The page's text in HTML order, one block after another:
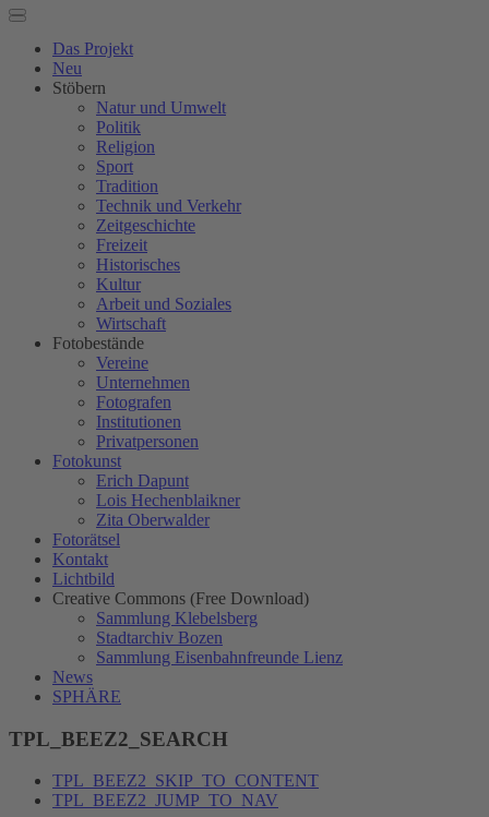
Das Projekt
Neu
Stöbern
Natur und Umwelt
Politik
Religion
Sport
Tradition
Technik und Verkehr
Zeitgeschichte
Freizeit
Historisches
Kultur
Arbeit und Soziales
Wirtschaft
Fotobestände
Vereine
Unternehmen
Fotografen
Institutionen
Privatpersonen
Fotokunst
Erich Dapunt
Lois Hechenblaikner
Zita Oberwalder
Fotorätsel
Kontakt
Lichtbild
Creative Commons (Free Download)
Sammlung Klebelsberg
Stadtarchiv Bozen
Sammlung Eisenbahnfreunde Lienz
News
SPHÄRE
TPL_BEEZ2_SEARCH
TPL_BEEZ2_SKIP_TO_CONTENT
TPL_BEEZ2_JUMP_TO_NAV